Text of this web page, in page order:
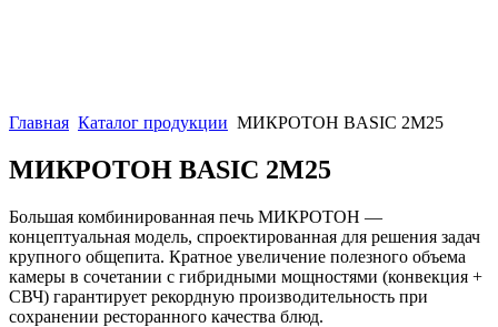
Главная Каталог продукции МИКРОТОН BASIC 2М25
МИКРОТОН BASIC 2М25
Большая комбинированная печь МИКРОТОН —
концептуальная модель, спроектированная для решения задач
крупного общепита. Кратное увеличение полезного объема
камеры в сочетании с гибридными мощностями (конвекция +
СВЧ) гарантирует рекордную производительность при
сохранении ресторанного качества блюд.